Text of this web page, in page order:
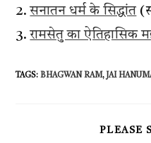
सनातन धर्म के सिद्धांत(
रामसेतु का ऐतिहासिक
TAGS:BHAGWAN RAM, JAI
PLEASE